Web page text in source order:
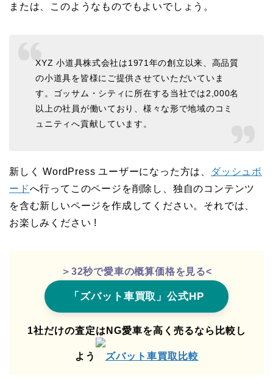
または、このようなものでもよいでしょう。
XYZ 小道具株式会社は1971年の創立以来、高品質
の小道具を皆様にご提供させていただいていま
す。ゴッサム・シティに所在する当社では2,000名
以上の社員が働いており、様々な形で地域のコミ
ュニティへ貢献しています。
新しく WordPress ユーザーになった方は、
ダッシュボ
ードへ行ってこのページを削除し、独自のコンテンツ
を含む新しいページを作成してください。それでは、
お楽しみください !
＞32秒で愛車の概算価格を見る<
「ズバット車買取」公式HP
1社だけの査定はNG愛車を高く売るなら比較し
よう ズバット車買取比較